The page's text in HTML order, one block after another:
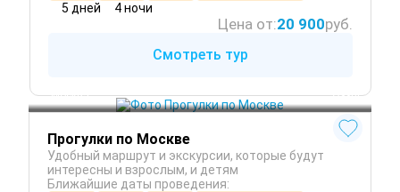
5 дней
4 ночи
Цена от:20 900руб.
Смотреть тур
Москва
Осень
Прогулки по Москве
Удобный маршрут и экскурсии, которые будут
интересны и взрослым, и детям
Ближайшие даты проведения: